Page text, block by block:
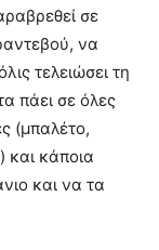
σε
να
τελειώσει τη
πάει σε όλες
(μπαλέτο,
και κάποια
και να τα